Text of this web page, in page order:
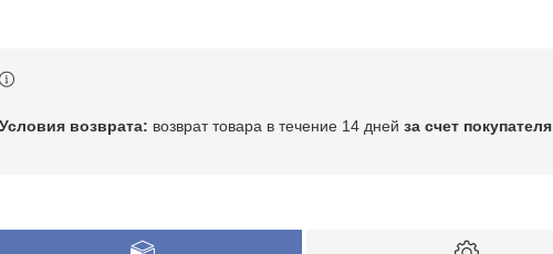
возврат товара в течение 14 дней за счет покупателя